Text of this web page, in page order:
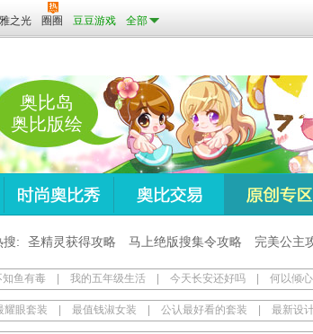
之光 圈圈 豆豆游戏 全部
奥比岛
奥比版绘
搜: 圣精灵获得攻略 马上绝版搜集令攻略 完美公主
知鱼有毒 我的五年级生活 今天长安还好吗 何以倾
耀眼套装 最值钱淑女装 公认最好看的套装 最新设